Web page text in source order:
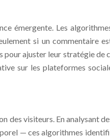
émergente. Les
si un commentaire
ajuster leur stratégie de
sur les plateformes
des visiteurs. En analysant
— ces algorithmes